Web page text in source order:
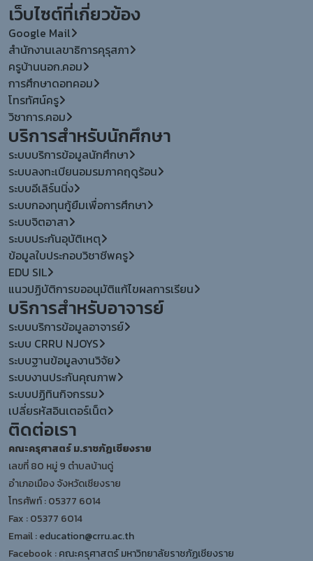
เว็บไซต์ที่เกี่ยวข้อง
Google Mail
สำนักงานเลขาธิการคุรุสภา
ครูบ้านนอก.คอม
การศึกษาดอทคอม
โทรทัศน์ครู
วิชาการ.คอม
บริการสำหรับนักศึกษา
ระบบบริการข้อมูลนักศึกษา
ระบบลงทะเบียนอมรมภาคฤดูร้อน
ระบบอีเลิร์นนิ่ง
ระบบกองทุนกู้ยืมเพื่อการศึกษา
ระบบจิตอาสา
ระบบประกันอุบัติเหตุ
ข้อมูลใบประกอบวิชาชีพครู
EDU SIL
แนวปฏิบัติการขออนุมัติแก้ไขผลการเรียน
บริการสำหรับอาจารย์
ระบบบริการข้อมูลอาจารย์
ระบบ CRRU NJOYS
ระบบฐานข้อมูลงานวิจัย
ระบบงานประกันคุณภาพ
ระบบปฏิทินกิจกรรม
เปลี่ยรหัสอินเตอร์เน็ต
ติดต่อเรา
คณะครุศาสตร์ ม.ราชภัฏเชียงราย
เลขที่ 80 หมู่ 9 ตำบลบ้านดู่
อำเภอเมือง จังหวัดเชียงราย
โทรศัพท์ : 05377 6014
Fax : 05377 6014
Email :education@crru.ac.th
Facebook :คณะครุศาสตร์ มหาวิทยาลัยราชภัฏเชียงราย